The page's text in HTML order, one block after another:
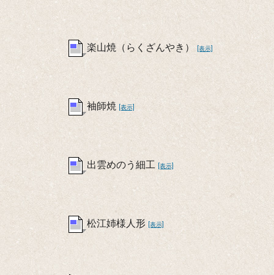
楽山焼（らくざんやき） [表示]
袖師焼 [表示]
出雲めのう細工 [表示]
松江姉様人形 [表示]